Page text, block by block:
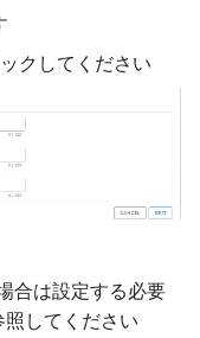
クしてください
合は設定する必要
照してください